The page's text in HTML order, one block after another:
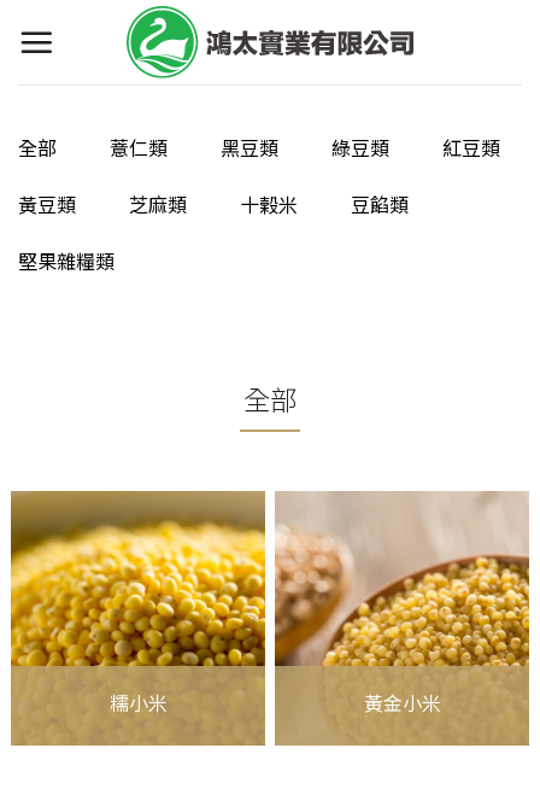
全部 薏仁類 黑豆類 綠豆類
紅豆類
黃豆類
芝麻類 十榖米
豆餡類
堅果雜糧類
全部
糯小米 黃金小米